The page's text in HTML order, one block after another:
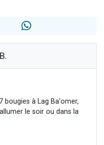
dans Torah-Box Music
de faire un don pour Tsédaka : pauvres d'Israel
un don pour 1 Journée de Vacances Pour les Enfants
bougies à Lag Ba'omer,
le soir ou dans la